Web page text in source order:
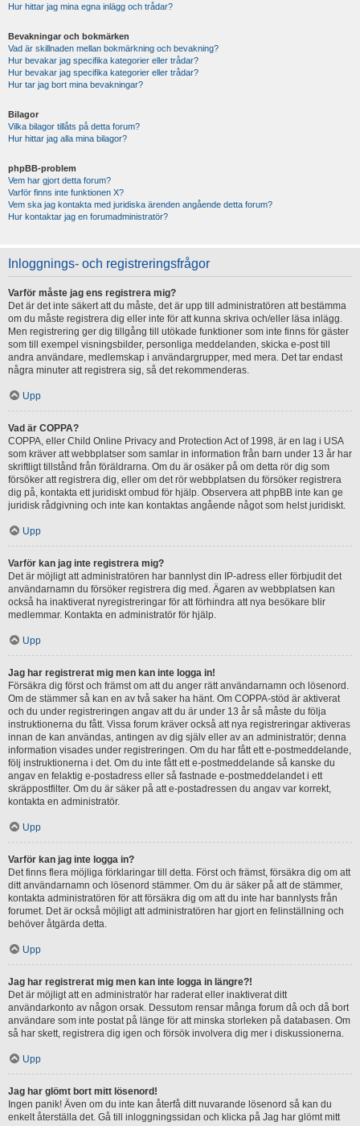
Hur hittar jag mina egna inlägg och trådar?
Bevakningar och bokmärken
Vad är skillnaden mellan bokmärkning och bevakning?
Hur bevakar jag specifika kategorier eller trådar?
Hur bevakar jag specifika kategorier eller trådar?
Hur tar jag bort mina bevakningar?
Bilagor
Vilka bilagor tillåts på detta forum?
Hur hittar jag alla mina bilagor?
phpBB-problem
Vem har gjort detta forum?
Varför finns inte funktionen X?
Vem ska jag kontakta med juridiska ärenden angående detta forum?
Hur kontaktar jag en forumadministratör?
Inloggnings- och registreringsfrågor
Varför måste jag ens registrera mig?
Det är det inte säkert att du måste, det är upp till administratören att bestämma
om du måste registrera dig eller inte för att kunna skriva och/eller läsa inlägg.
Men registrering ger dig tillgång till utökade funktioner som inte finns för gäster
som till exempel visningsbilder, personliga meddelanden, skicka e-post till
andra användare, medlemskap i användargrupper, med mera. Det tar endast
några minuter att registrera sig, så det rekommenderas.
Upp
Vad är COPPA?
COPPA, eller Child Online Privacy and Protection Act of 1998, är en lag i USA
som kräver att webbplatser som samlar in information från barn under 13 år har
skriftligt tillstånd från föräldrarna. Om du är osäker på om detta rör dig som
försöker att registrera dig, eller om det rör webbplatsen du försöker registrera
dig på, kontakta ett juridiskt ombud för hjälp. Observera att phpBB inte kan ge
juridisk rådgivning och inte kan kontaktas angående något som helst juridiskt.
Upp
Varför kan jag inte registrera mig?
Det är möjligt att administratören har bannlyst din IP-adress eller förbjudit det
användarnamn du försöker registrera dig med. Ägaren av webbplatsen kan
också ha inaktiverat nyregistreringar för att förhindra att nya besökare blir
medlemmar. Kontakta en administratör för hjälp.
Upp
Jag har registrerat mig men kan inte logga in!
Försäkra dig först och främst om att du anger rätt användarnamn och lösenord.
Om de stämmer så kan en av två saker ha hänt. Om COPPA-stöd är aktiverat
och du under registreringen angav att du är under 13 år så måste du följa
instruktionerna du fått. Vissa forum kräver också att nya registreringar aktiveras
innan de kan användas, antingen av dig själv eller av an administratör; denna
information visades under registreringen. Om du har fått ett e-postmeddelande,
följ instruktionerna i det. Om du inte fått ett e-postmeddelande så kanske du
angav en felaktig e-postadress eller så fastnade e-postmeddelandet i ett
skräppostfilter. Om du är säker på att e-postadressen du angav var korrekt,
kontakta en administratör.
Upp
Varför kan jag inte logga in?
Det finns flera möjliga förklaringar till detta. Först och främst, försäkra dig om att
ditt användarnamn och lösenord stämmer. Om du är säker på att de stämmer,
kontakta administratören för att försäkra dig om att du inte har bannlysts från
forumet. Det är också möjligt att administratören har gjort en felinställning och
behöver åtgärda detta.
Upp
Jag har registrerat mig men kan inte logga in längre?!
Det är möjligt att en administratör har raderat eller inaktiverat ditt
användarkonto av någon orsak. Dessutom rensar många forum då och då bort
användare som inte postat på länge för att minska storleken på databasen. Om
så har skett, registrera dig igen och försök involvera dig mer i diskussionerna.
Upp
Jag har glömt bort mitt lösenord!
Ingen panik! Även om du inte kan återfå ditt nuvarande lösenord så kan du
enkelt återställa det. Gå till inloggningssidan och klicka på Jag har glömt mitt